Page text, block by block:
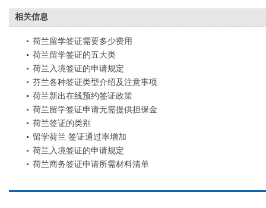
相关信息
荷兰留学签证需要多少费用
荷兰留学签证的五大类
荷兰入境签证的申请规定
芬兰各种签证类型介绍及注意事项
荷兰新出在线预约签证政策
荷兰留学签证申请无需提供担保金
荷兰签证的类别
留学荷兰 签证通过率增加
荷兰入境签证的申请规定
荷兰商务签证申请所需材料清单